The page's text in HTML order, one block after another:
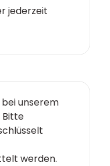
jederzeit
bei unserem
Bitte
werden.